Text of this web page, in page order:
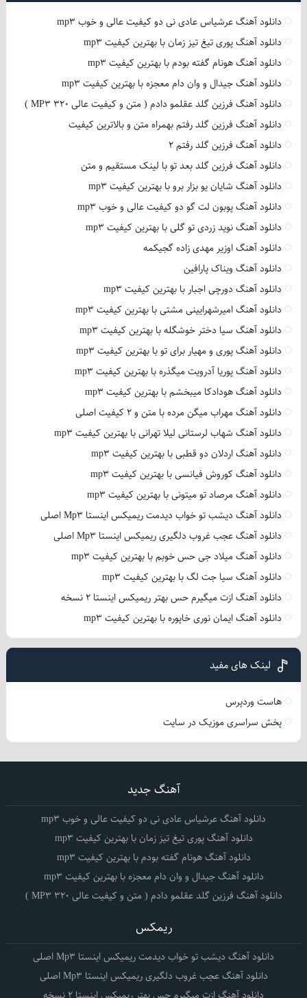
دانلود آهنگ عرشیاس عادی نی دو کیفیت عالی و خوب mp3
دانلود آهنگ پوری تیغ تیز زمان با بهترین کیفیت mp3
دانلود آهنگ هونام گفته بودم با بهترین کیفیت mp3
دانلود آهنگ جیدال و وان دام معجزه با بهترین کیفیت mp3
دانلود آهنگ فرزین گلد عقلمو دادم ( متن و کیفیت عالی 320 MP3 )
دانلود آهنگ فرزین گلد رفتم بهمراه متن و بالاترین کیفیت
دانلود آهنگ فرزین گلد رفتم 2
دانلود آهنگ فرزین گلد بعد تو با لینک مستقیم و متن
دانلود آهنگ شایان یو بزار برو با بهترین کیفیت mp3
دانلود آهنگ پوبون لت گو دو کیفیت عالی و خوب mp3
دانلود آهنگ نوید زردی تو گلی با بهترین کیفیت mp3
دانلود آهنگ اوزیر مهدی زاده گجیکمه
دانلود آهنگ ویناک پارافین
دانلود آهنگ دورچی اجبار با بهترین کیفیت mp3
دانلود آهنگ امیرشهرایینی مشتی با بهترین کیفیت mp3
دانلود آهنگ سیا دختر خوشگله با بهترین کیفیت mp3
دانلود آهنگ پوری و مهیار برای تو با بهترین کیفیت mp3
دانلود آهنگ پوریا آدرویت میگذره با بهترین کیفیت mp3
دانلود آهنگ هودادکا میبخشم با بهترین کیفیت mp3
دانلود آهنگ مهراب میگن مرده با متن و 2 کیفیت اصلی
دانلود آهنگ شهاب لرستانی لیلا تهرانی با بهترین کیفیت mp3
دانلود آهنگ اردلان دو قطبی با بهترین کیفیت mp3
دانلود آهنگ کوروش فیانسی با بهترین کیفیت mp3
دانلود آهنگ مرصاد تو میتونی با بهترین کیفیت mp3
دانلود آهنگ دیشب تو خواب دیدمت ریمیکس اینستا Mp3 اصلی
دانلود آهنگ عجب غروب دلگیری ریمیکس اینستا Mp3 اصلی
دانلود آهنگ میلاد جی حس خوبم با بهترین کیفیت mp3
دانلود آهنگ سیا جت لگ با بهترین کیفیت mp3
دانلود آهنگ ازت میگیرم حس بهتر ریمیکس اینستا 2 نسخه
دانلود آهنگ ایمان نوری خاپوره با بهترین کیفیت mp3
لینک های مفید
هاست وردپرس
پخش سراسری موزیک در سایت
آهنگ جدید
دانلود آهنگ عرشیاس عادی نی دو کیفیت عالی و خوب mp3
دانلود آهنگ پوری تیغ تیز زمان با بهترین کیفیت mp3
دانلود آهنگ هونام گفته بودم با بهترین کیفیت mp3
دانلود آهنگ جیدال و وان دام معجزه با بهترین کیفیت mp3
دانلود آهنگ فرزین گلد عقلمو دادم ( متن و کیفیت عالی 320 MP3 )
ریمکس
دانلود آهنگ دیشب تو خواب دیدمت ریمیکس اینستا Mp3 اصلی
دانلود آهنگ عجب غروب دلگیری ریمیکس اینستا Mp3 اصلی